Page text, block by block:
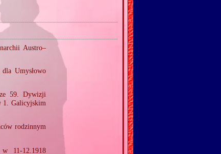
Austro–
dla Umysłowo
59. Dywizji
1. Galicyjskim
rodzinnym
11‐12.1918